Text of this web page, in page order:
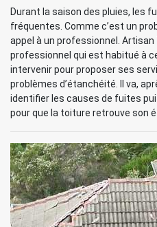
Durant la saison des pluies, les
fréquentes. Comme c’est un
appel à un professionnel.
professionnel qui est habitué à
intervenir pour proposer ses
problèmes d’étanchéité. Il va,
identifier les causes de fuites
pour que la toiture retrouve son